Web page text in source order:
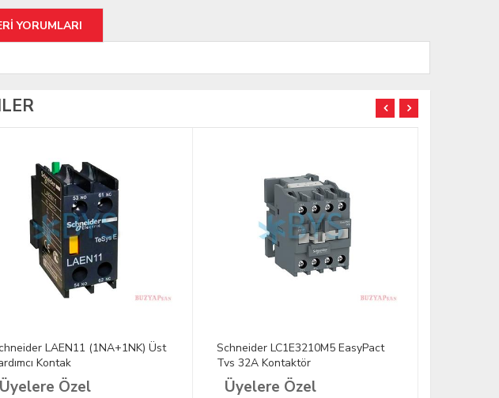
YORUMLARI
LAEN11 (1NA+1NK) Üst
Kontak
Üyelere Özel
Schneider LC1E3210M5 EasyPact
Tvs 32A Kontaktör
Üyelere Özel